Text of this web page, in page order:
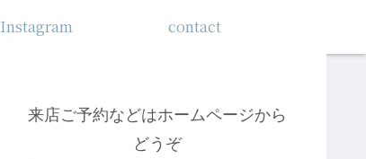
Instagram contact
来店ご予約などはホームページから
どうぞ